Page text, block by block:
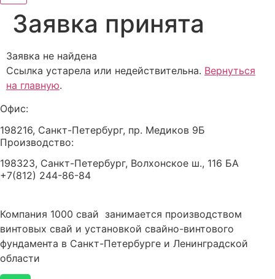
Заявка принята
Заявка не найдена
Ссылка устарела или недействительна. Вернуться
на главную.
Офис:
198216, Санкт-Петербург, пр. Медиков 9Б
Производство:
198323, Санкт-Петербург, Волхонское ш., 116 БА
+7(812) 244-86-84
Компания 1000 свай занимается производством
винтовых свай и установкой свайно-винтового
фундамента в Санкт-Петербурге и Ленинградской
области